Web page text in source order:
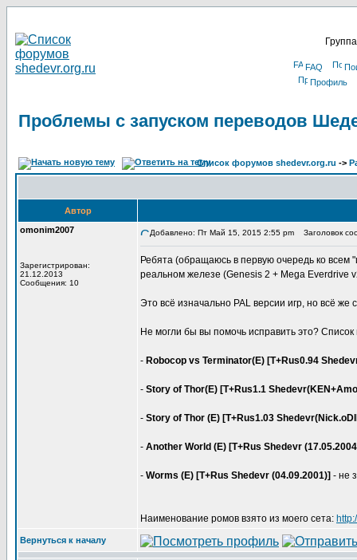
FAQ
Профиль
Проблемы с запуском переводов
Список форумов shedevr.org.ru ->
Автор
omonim2007
Зарегистрирован:
21.12.2013
Сообщения: 10
Добавлено: Пт Май 15, 2015 2:55 pm Заголовок
Ребята (обращаюсь в первую очередь ко всем
реальном железе (Genesis 2 + Mega Everdrive
Это всё изначально PAL версии игр, но всё
Не могли бы вы помочь исправить это? Список
- Robocop vs Terminator(E) [T+Rus0.94
- Story of Thor(E) [T+Rus1.1
- Story of Thor (E) [T+Rus1.03
- Another World (E) [T+Rus Shedevr
- Worms (E) [T+Rus Shedevr (04.09.2001)] - не
Наименование ромов взято из моего сета:
Вернуться к началу